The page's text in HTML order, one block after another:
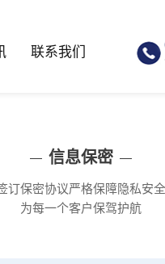
联系我们
信息保密
订保密协议严格保障隐私安全
为每一个客户保驾护航